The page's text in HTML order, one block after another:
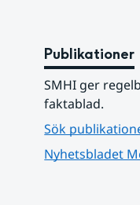
Publikationer
SMHI ger
faktablad.
Sök
Nyhetsbladet